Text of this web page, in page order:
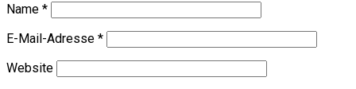
Name *
E-Mail-Adresse *
Website